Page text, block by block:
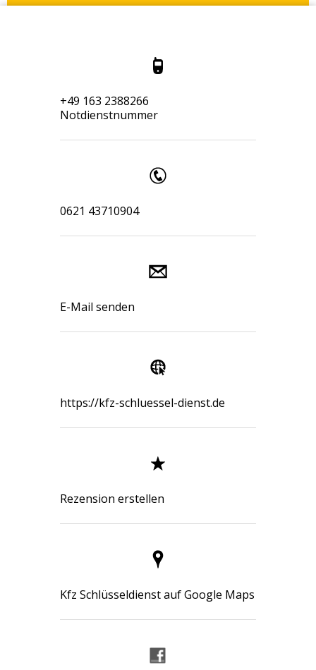
+49 163 2388266
Notdienstnummer
0621 43710904
E-Mail senden
https://kfz-schluessel-dienst.de
Rezension erstellen
Kfz Schlüsseldienst auf Google Maps